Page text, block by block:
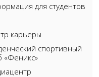
для студентов
карьеры
спортивный
«Феникс»